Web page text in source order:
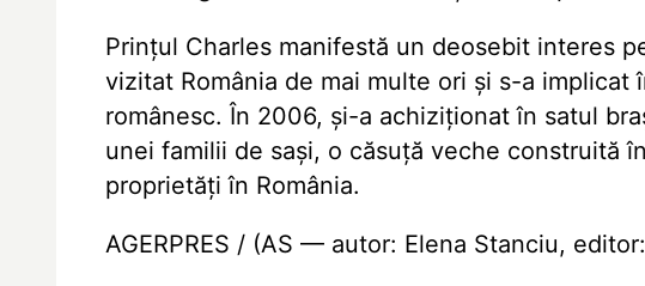
Prințul Charles manifestă un deosebit interes
vizitat România de mai multe ori și s-a implicat
românesc. În 2006, și-a achiziționat în satul
unei familii de sași, o căsuță veche construită
proprietăți în România.
AGERPRES / (AS — autor: Elena Stanciu,